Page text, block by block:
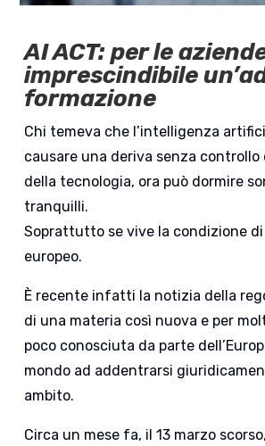
AI ACT: per le
imprescindibile
formazione
Chi temeva che l’intelligenza
causare una deriva senza controllo
della tecnologia, ora può dormire
tranquilli.
Soprattutto se vive la condizione
europeo.
È recente infatti la notizia della
di una materia così nuova e per
poco conosciuta da parte
mondo ad addentrarsi
ambito.
Circa un mese fa, il 13 marzo scorso,